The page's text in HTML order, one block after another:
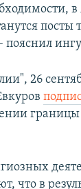
посты
пояснил
26
что в